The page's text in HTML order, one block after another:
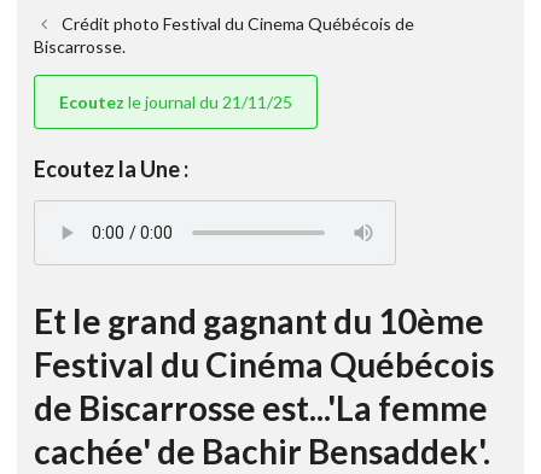
Crédit photo Festival du Cinema Québécois de
Biscarrosse.
Ecoutez le journal du 21/11/25
Ecoutez la Une :
Et le grand gagnant du 10ème
Festival du Cinéma Québécois
de Biscarrosse est...'La femme
cachée' de Bachir Bensaddek'.